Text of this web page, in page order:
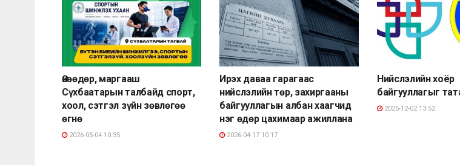
Өнөөдөр, маргааш
Сүхбаатарын талбайд спорт,
хоол, сэтгэл зүйн зөвлөгөө
өгнө
2026-05-04 10:35
Ирэх даваа гарагаас
нийслэлийн төр, захиргааны
байгууллагын албан хаагчид
нэг өдөр цахимаар ажиллана
2026-04-17 10:17
Нийслэлийн хоёр
байгууллагыг
2025-12-02 13:52